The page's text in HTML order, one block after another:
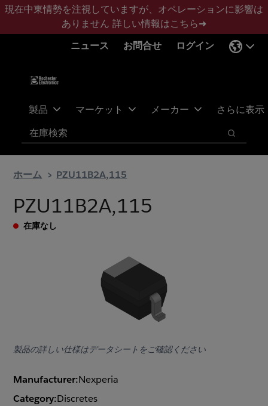
メ
ン
フ
タ
現在中東情勢を注視していますが、オペレーションに影響は
ありません 詳しい情報はこちら➜
ニュース
お問合せ ログイン
製品 マーケット メーカー さらに表示
検索
検索
ホーム PZU11B2A,115
PZU11B2A,115
在庫なし
製品の詳しい仕様はデータシートをご確認ください
Manufacturer:Nexperia
Category:Discretes